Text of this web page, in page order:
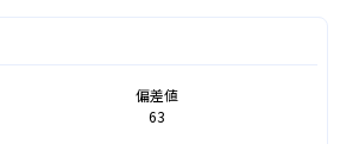
偏差値
63